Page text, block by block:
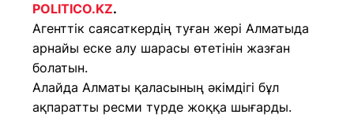
POLITICO.KZ.
Агенттік саясаткердің туған жері Алматыда
арнайы еске алу шарасы өтетінін жазған
болатын.
Алайда Алматы қаласының әкімдігі бұл
ақпаратты ресми түрде жоққа шығарды.